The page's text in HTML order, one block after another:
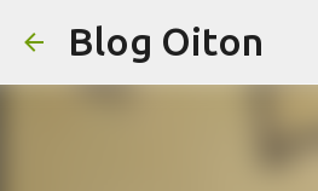
Blog Oiton